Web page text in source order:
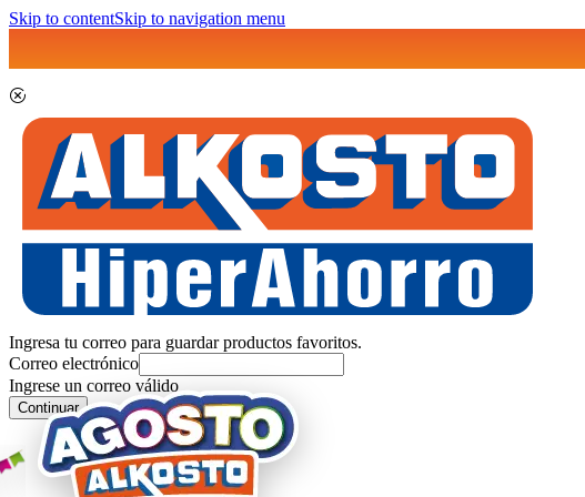
Skip to contentSkip to navigation menu
Ingresa tu correo para guardar productos favoritos.
Correo electrónico
Ingrese un correo válido
Continuar